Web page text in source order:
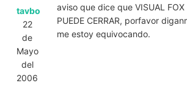
tavbo
22
de
Mayo
del
2006
aviso que dice que VISUAL FOX
PUEDE CERRAR, porfavor
me estoy equivocando.